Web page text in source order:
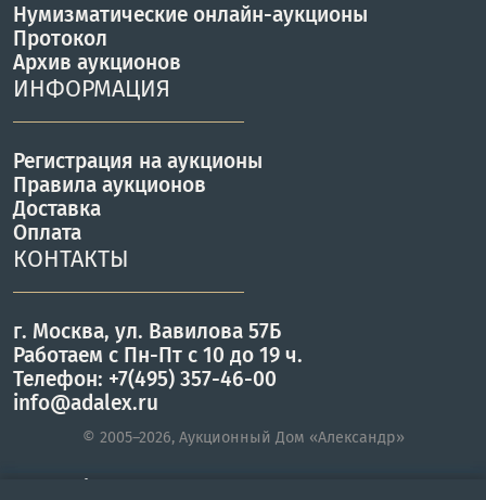
Нумизматические онлайн-аукционы
Протокол
Архив аукционов
ИНФОРМАЦИЯ
Регистрация на аукционы
Правила аукционов
Доставка
Оплата
КОНТАКТЫ
г. Москва, ул. Вавилова 57Б
Работаем с Пн-Пт с 10 до 19 ч.
Телефон: +7(495) 357-46-00
info@adalex.ru
© 2005–2026, Аукционный Дом «Александр»